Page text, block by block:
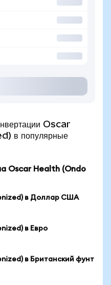
Oscar
в популярные
Oscar Health (Ondo
в Доллар США
в Евро
в Британский фунт